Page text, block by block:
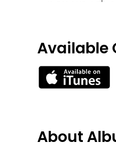
Available
About